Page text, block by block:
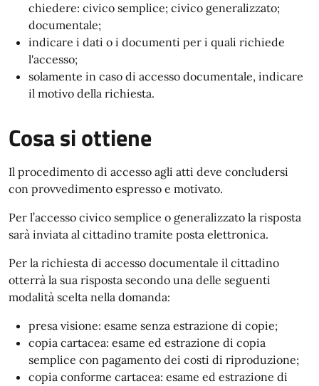
chiedere: civico semplice; civico generalizzato;
documentale;
indicare i dati o i documenti per i quali richiede
l'accesso;
solamente in caso di accesso documentale, indicare
il motivo della richiesta.
Cosa si ottiene
Il procedimento di accesso agli atti deve concludersi
con provvedimento espresso e motivato.
Per l’accesso civico semplice o generalizzato la risposta
sarà inviata al cittadino tramite posta elettronica.
Per la richiesta di accesso documentale il cittadino
otterrà la sua risposta secondo una delle seguenti
modalità scelta nella domanda:
presa visione: esame senza estrazione di copie;
copia cartacea: esame ed estrazione di copia
semplice con pagamento dei costi di riproduzione;
copia conforme cartacea: esame ed estrazione di